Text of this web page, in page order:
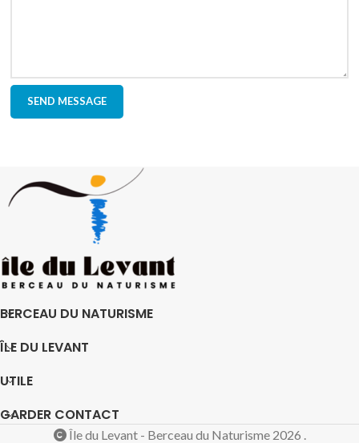
BERCEAU DU NATURISME
ÎLE DU LEVANT
UTILE
GARDER CONTACT
Île du Levant - Berceau du Naturisme 2026 .